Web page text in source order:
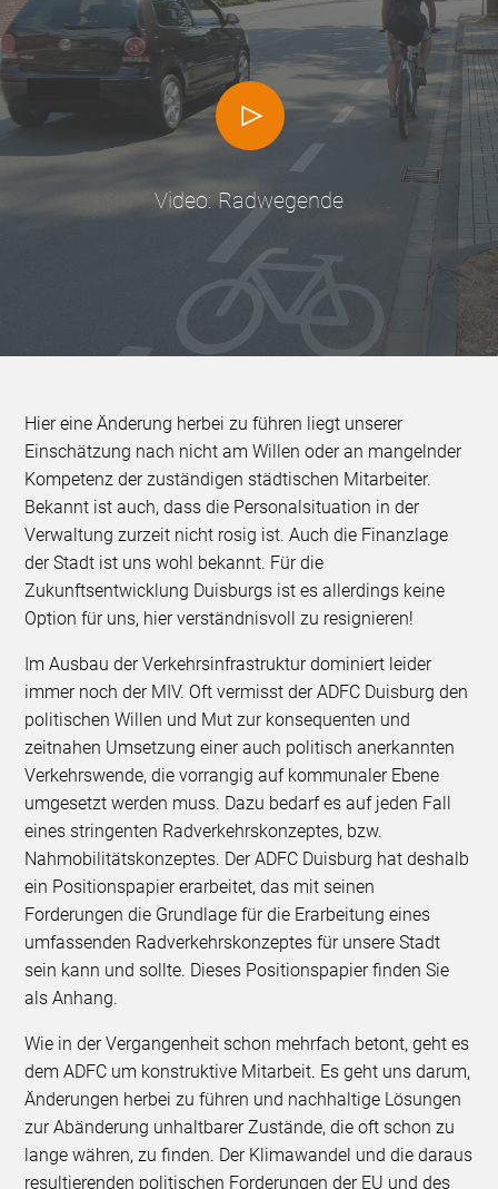
Video: Radwegende
Hier eine Änderung herbei zu führen liegt unserer
Einschätzung nach nicht am Willen oder an mangelnder
Kompetenz der zuständigen städtischen Mitarbeiter.
Bekannt ist auch, dass die Personalsituation in der
Verwaltung zurzeit nicht rosig ist. Auch die Finanzlage
der Stadt ist uns wohl bekannt. Für die
Zukunftsentwicklung Duisburgs ist es allerdings keine
Option für uns, hier verständnisvoll zu resignieren!
Im Ausbau der Verkehrsinfrastruktur dominiert leider
immer noch der MIV. Oft vermisst der ADFC Duisburg den
politischen Willen und Mut zur konsequenten und
zeitnahen Umsetzung einer auch politisch anerkannten
Verkehrswende, die vorrangig auf kommunaler Ebene
umgesetzt werden muss. Dazu bedarf es auf jeden Fall
eines stringenten Radverkehrskonzeptes, bzw.
Nahmobilitätskonzeptes. Der ADFC Duisburg hat deshalb
ein Positionspapier erarbeitet, das mit seinen
Forderungen die Grundlage für die Erarbeitung eines
umfassenden Radverkehrskonzeptes für unsere Stadt
sein kann und sollte. Dieses Positionspapier finden Sie
als Anhang.
Wie in der Vergangenheit schon mehrfach betont, geht es
dem ADFC um konstruktive Mitarbeit. Es geht uns darum,
Änderungen herbei zu führen und nachhaltige Lösungen
zur Abänderung unhaltbarer Zustände, die oft schon zu
lange währen, zu finden. Der Klimawandel und die daraus
resultierenden politischen Forderungen der EU und des